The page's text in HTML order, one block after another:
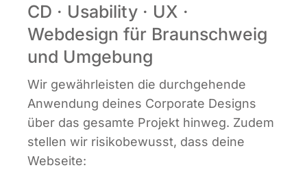
CD · Usability · UX ·
Webdesign für Braunschweig
und Umgebung
Wir gewähr­leis­ten die durch­ge­hen­de
Anwen­dung dei­nes Cor­po­ra­te Designs
über das gesam­te Pro­jekt hin­weg. Zudem
stel­len wir risi­ko­be­wusst, dass dei­ne
Webseite: